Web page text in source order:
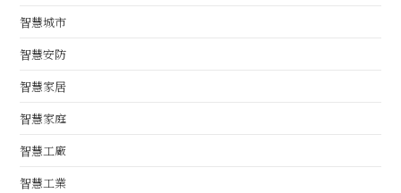
智慧城市
智慧安防
智慧家居
智慧家庭
智慧工廠
智慧工業